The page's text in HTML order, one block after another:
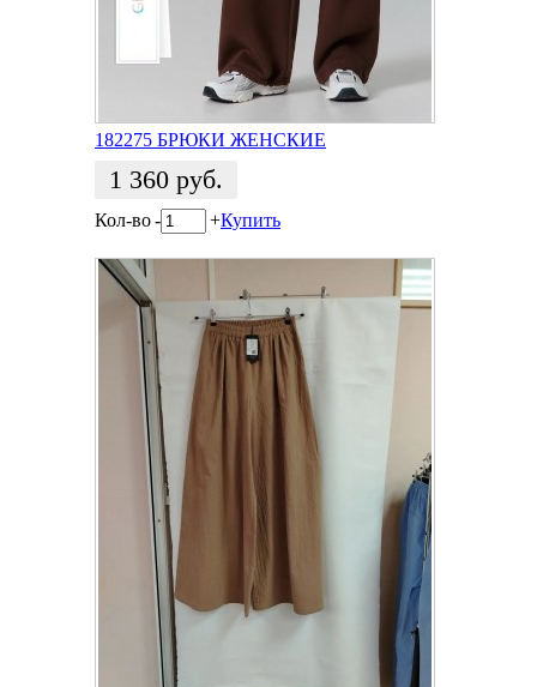
182275 БРЮКИ ЖЕНСКИЕ
1 360 руб.
Кол-во- +Купить